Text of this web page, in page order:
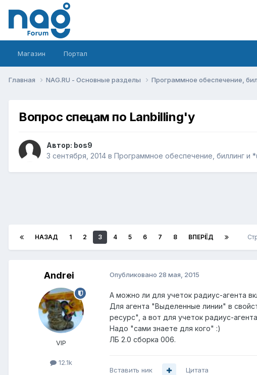
Магазин Портал
Главная NAG.RU - Основные разделы Программное обеспечение,
Вопрос спецам по Lanbilling'y
Автор: bos9
3 сентября, 2014 в Программное обеспечение, биллинг и
НАЗАД 1 2 3 4 5 6 7 8 ВПЕРЁД
Andrei
VIP
12.1k
Опубликовано 28 мая, 2015
А можно ли для учеток радиус-агента
Для агента "Выделенные линии" в
ресурс", а вот для учеток радиус-
Надо "сами знаете для кого" :)
ЛБ 2.0 сборка 006.
Вставить ник Цитата